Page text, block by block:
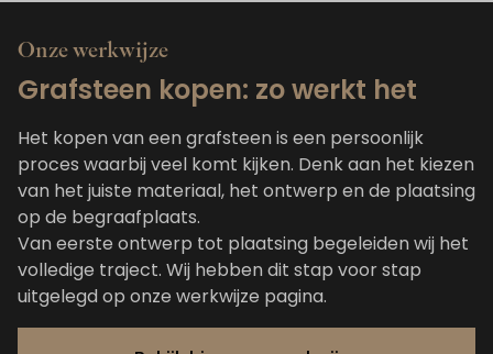
Onze werkwijze
Grafsteen kopen: zo werkt het
Het kopen van een grafsteen is een persoonlijk
proces waarbij veel komt kijken. Denk aan het kiezen
van het juiste materiaal, het ontwerp en de plaatsing
op de begraafplaats.
Van eerste ontwerp tot plaatsing begeleiden wij het
volledige traject. Wij hebben dit stap voor stap
uitgelegd op onze werkwijze pagina.